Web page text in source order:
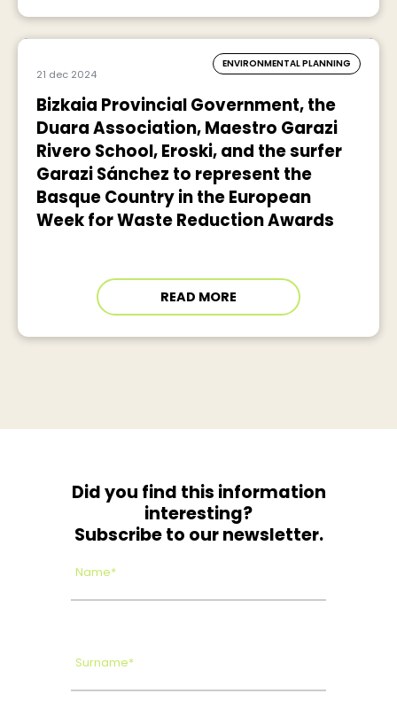
21 dec 2024
ENVIRONMENTAL PLANNING
Bizkaia Provincial Government, the
Duara Association, Maestro Garazi
Rivero School, Eroski, and the surfer
Garazi Sánchez to represent the
Basque Country in the European
Week for Waste Reduction Awards
READ MORE
Did you find this information
interesting?
Subscribe to our newsletter.
Name*
Surname*